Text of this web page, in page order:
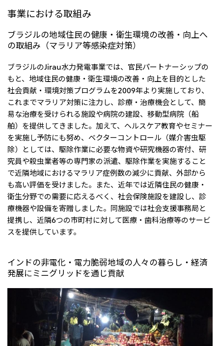
事業における取組み
ブラジルの地域住民の健康・衛生環境の改善・向上へ
の取組み（マラリア等感染症対策）
ブラジルのJirau水力発電事業では、官民パートナーシップの
もと、地域住民の健康・衛生環境の改善・向上を目的とした
社会貢献・環境対策プログラムを2009年より実施しており、
これまでマラリア対策に注力し、診療・治療機会として、簡
易な治療を受けられる施設や病院の建設、移動型病院（船
舶）を提供してきました。加えて、ヘルスケア教育やセミナー
を実施し予防にも努め、ベクターコントロール（媒介害虫駆
除）としては、駆除作業に必要な物資や研究機器の寄付、研
究員や殺虫業者等の専門家の派遣、駆除作業を実施すること
で近隣地域におけるマラリア症例数の減少に貢献、外部から
も高い評価を受けました。また、近年では近隣住民の健康・
衛生分野での需要に応えるべく、社会保険施設を建設し、診
療機器や設備を寄贈しました。同施設では社会支援事務局と
提携し、近隣6つの市町村に対して医療・歯科治療等のサービ
スを提供しています。
インドの非電化・電力脆弱地域の人々の暮らし・経済
発展にミニグリッドを通じ貢献